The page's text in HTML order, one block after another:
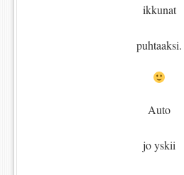
ikkunat
puhtaaksi.
Auto
jo yskii